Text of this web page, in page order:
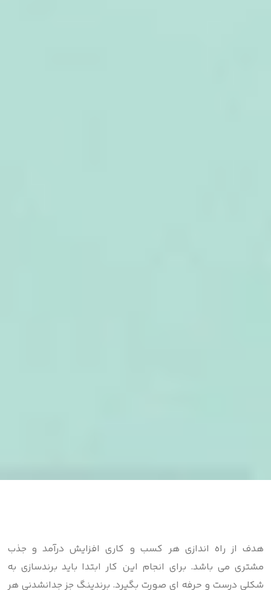
هدف از راه اندازی هر کسب و کاری افزایش درآمد و جذب
مشتری می باشد. برای انجام این کار ابتدا باید برندسازی به
شکلی درست و حرفه ای صورت بگیرد. برندینگ جز جدانشدنی هر